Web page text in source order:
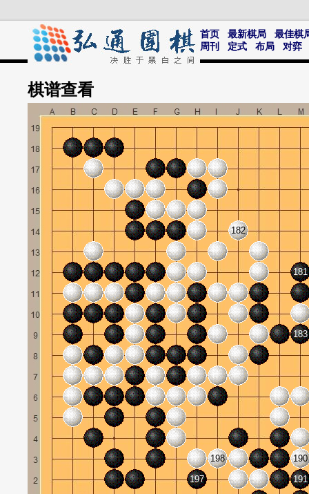
首页 最新棋局
最佳棋
周刊
定式 布局 对弈
棋谱查看
181
182
183
190
191
197
198